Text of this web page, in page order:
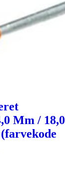
Mm / 18,0